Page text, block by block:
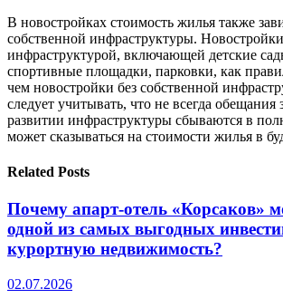
В новостройках стоимость жилья также
собственной инфраструктуры.
инфраструктурой, включающей детские
спортивные площадки, парковки, как
чем новостройки без собственной
следует учитывать, что не всегда обещания
развитии инфраструктуры сбываются в
может сказываться на стоимости жилья в
Related Posts
Почему апарт-отель «Корсаков»
одной из самых выгодных
курортную недвижимость?
02.07.2026